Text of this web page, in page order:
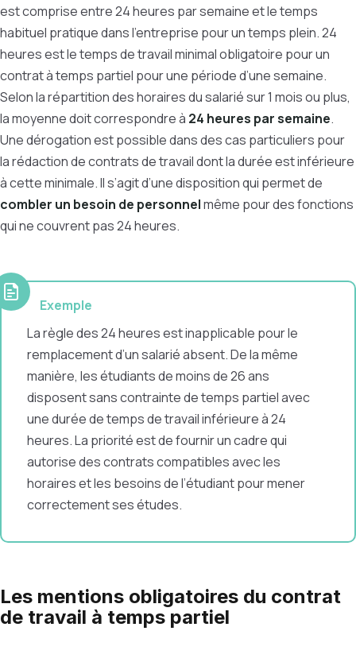
est comprise entre 24 heures par semaine et le temps
habituel pratique dans l’entreprise pour un temps plein. 24
heures est le temps de travail minimal obligatoire pour un
contrat à temps partiel pour une période d’une semaine.
Selon la répartition des horaires du salarié sur 1 mois ou plus,
la moyenne doit correspondre à 24 heures par semaine.
Une dérogation est possible dans des cas particuliers pour
la rédaction de contrats de travail dont la durée est inférieure
à cette minimale. Il s’agit d’une disposition qui permet de
combler un besoin de personnelmême pour des fonctions
qui ne couvrent pas 24 heures.
Exemple
La règle des 24 heures est inapplicable pour le
remplacement d’un salarié absent. De la même
manière, les étudiants de moins de 26 ans
disposent sans contrainte de temps partiel avec
une durée de temps de travail inférieure à 24
heures. La priorité est de fournir un cadre qui
autorise des contrats compatibles avec les
horaires et les besoins de l’étudiant pour mener
correctement ses études.
Les mentions obligatoires du contrat
de travail à temps partiel